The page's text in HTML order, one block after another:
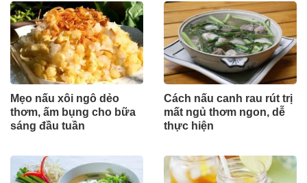
Mẹo nấu xôi ngô dẻo
thơm, ấm bụng cho bữa
sáng đầu tuần
Cách nấu canh rau rút trị
mất ngủ thơm ngon, dễ
thực hiện